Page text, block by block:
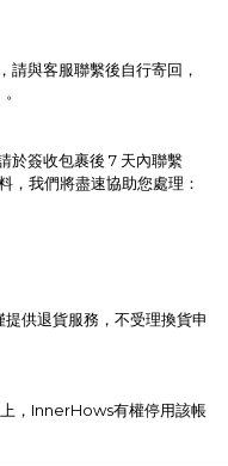
請與客服聯繫後自行寄回，
於簽收包裹後 7 天內聯繫
我們將盡速協助您處理：
供退貨服務，不受理換貨申
，InnerHows有權停用該帳